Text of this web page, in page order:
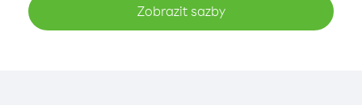
Zobrazit sazby